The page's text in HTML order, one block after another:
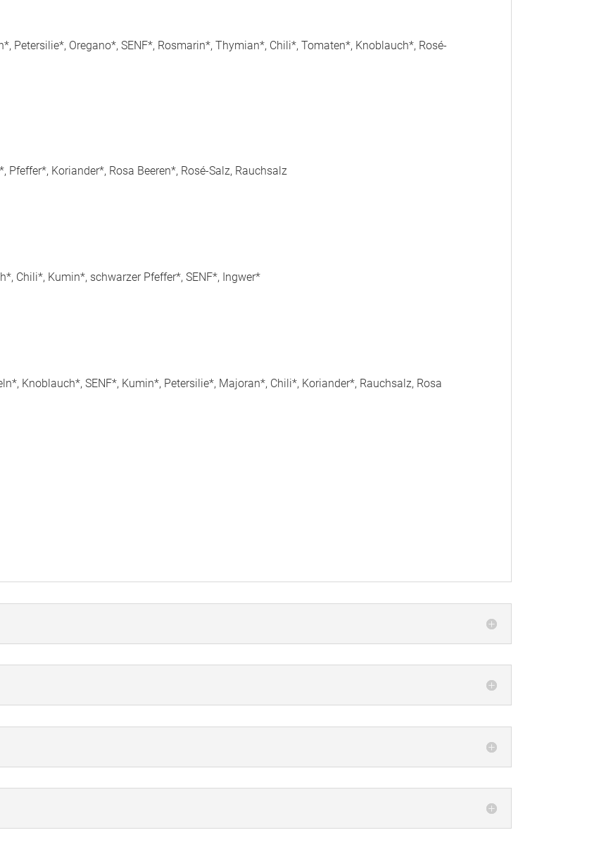
Petersilie*, Oregano*, SENF*, Rosmarin*, Thymian*, Chili*, Tomaten*, Knoblauch*, Rosé-
Koriander*, Rosa Beeren*, Rosé-Salz, Rauchsalz
Chili*, Kumin*, schwarzer Pfeffer*, SENF*, Ingwer*
Knoblauch*, SENF*, Kumin*, Petersilie*, Majoran*, Chili*, Koriander*, Rauchsalz, Rosa